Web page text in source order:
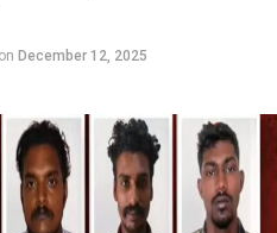
on December 12, 2025